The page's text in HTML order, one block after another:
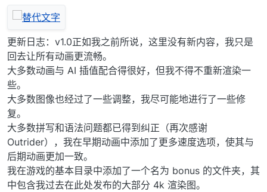
更新日志：v1.0正如我之前所说，这里没有新内容，我只是
回去让所有动画更流畅。
大多数动画与 AI 插值配合得很好，但我不得不重新渲染一
些。
大多数图像也经过了一些调整，我尽可能地进行了一些修
复。
大多数拼写和语法问题都已得到纠正（再次感谢
Outrider），我在早期动画中添加了更多速度选项，使其与
后期动画更加一致。
我在游戏的基本目录中添加了一个名为 bonus 的文件夹，其
中包含我过去在此处发布的大部分 4k 渲染图。